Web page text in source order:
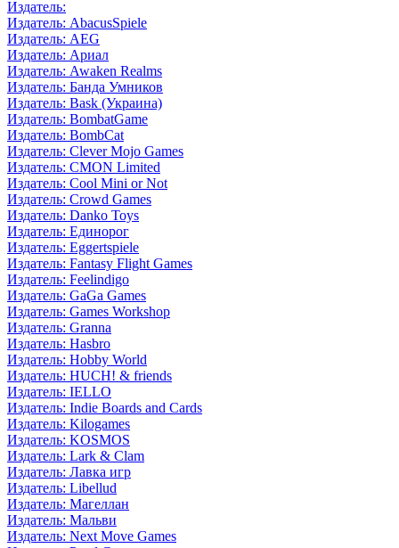
Издатель:
Издатель: AbacusSpiele
Издатель: AEG
Издатель: Ариал
Издатель: Awaken Realms
Издатель: Банда Умников
Издатель: Bask (Украина)
Издатель: BombatGame
Издатель: BombCat
Издатель: Clever Mojo Games
Издатель: CMON Limited
Издатель: Cool Mini or Not
Издатель: Crowd Games
Издатель: Danko Toys
Издатель: Единорог
Издатель: Eggertspiele
Издатель: Fantasy Flight Games
Издатель: Feelindigo
Издатель: GaGa Games
Издатель: Games Workshop
Издатель: Granna
Издатель: Hasbro
Издатель: Hobby World
Издатель: HUCH! & friends
Издатель: IELLO
Издатель: Indie Boards and Cards
Издатель: Kilogames
Издатель: KOSMOS
Издатель: Lark & Clam
Издатель: Лавка игр
Издатель: Libellud
Издатель: Магеллан
Издатель: Мальви
Издатель: Next Move Games